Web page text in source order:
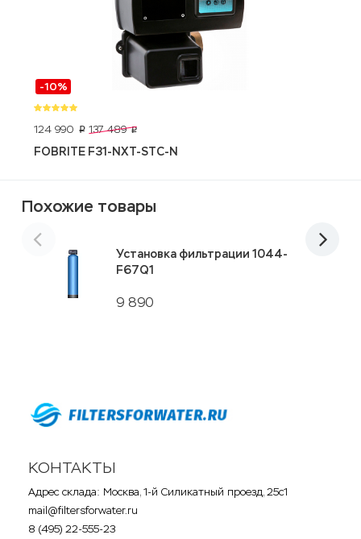
-10%
124 990 p 137 489 p
FOBRITE F31-NXT-STC-N
Похожие товары
9 890
Установка фильтрации 1044-
F67Q1
КОНТАКТЫ
Адрес склада: Москва, 1-й Силикатный проезд, 25с1
mail@filtersforwater.ru
8 (495) 22-555-23